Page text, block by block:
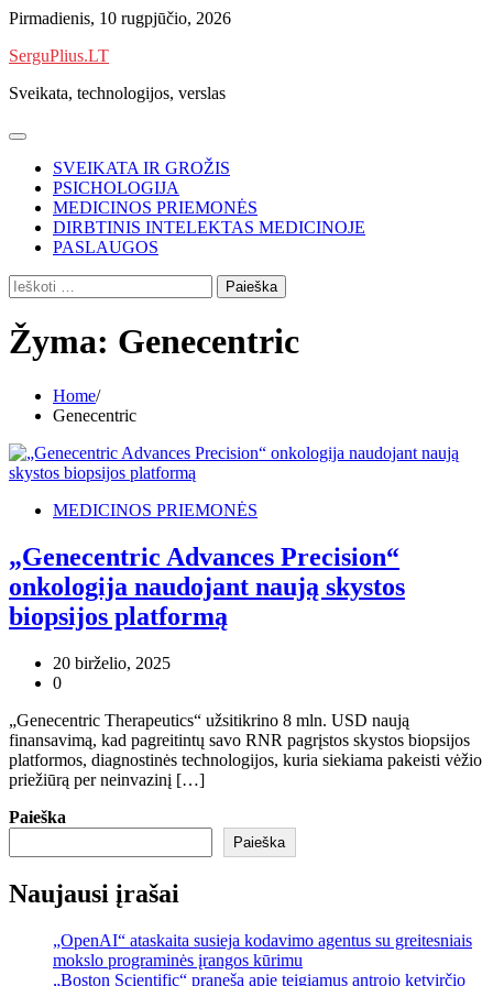
Skip
content
Pirmadienis, 10 rugpjūčio, 2026
SerguPlius.LT
Sveikata, technologijos, verslas
SVEIKATA IR GROŽIS
PSICHOLOGIJA
MEDICINOS PRIEMONĖS
DIRBTINIS INTELEKTAS MEDICINOJE
PASLAUGOS
Ieškoti:
Žyma: Genecentric
Home
Genecentric
MEDICINOS PRIEMONĖS
„Genecentric Advances Precision“
onkologija naudojant naują skystos
biopsijos platformą
20 birželio, 2025
0
„Genecentric Therapeutics“ užsitikrino 8 mln. USD naują
finansavimą, kad pagreitintų savo RNR pagrįstos skystos biopsijos
platformos, diagnostinės technologijos, kuria siekiama pakeisti vėžio
priežiūrą per neinvazinį […]
Paieška
Paieška
Naujausi įrašai
„OpenAI“ ataskaita susieja kodavimo agentus su greitesniais
mokslo programinės įrangos kūrimu
„Boston Scientific“ praneša apie teigiamus antrojo ketvirčio